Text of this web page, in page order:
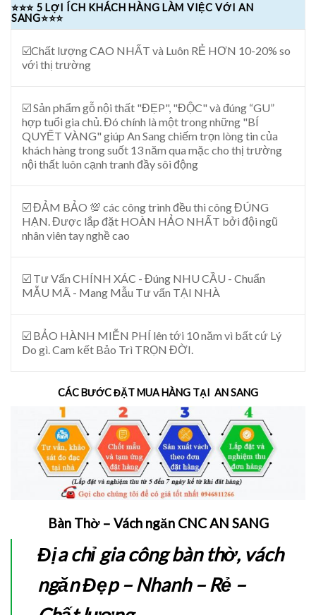
⭐⭐⭐ 5 LỢI ÍCH KHÁCH HÀNG LÀM VIỆC VỚI AN
SANG⭐⭐⭐
☑️Chất lượng CAO NHẤT và Luôn RẺ HƠN 10-20% so
với thị trường
☑️ Sản phẩm gỗ nội thất "ĐẸP", "ĐỘC" và đúng “GU”
hợp tuổi gia chủ. Đó chính là một trong những "BÍ
QUYẾT VÀNG" giúp An Sang chiếm trọn lòng tin của
khách hàng trong suốt 13 năm qua mặc cho thị trường
nội thất luôn cạnh tranh đầy sôi động
☑️ ĐẢM BẢO 💯 các công trình đều thi công ĐÚNG
HẠN. Được lắp đặt HOÀN HẢO NHẤT bởi đội ngũ
nhân viên tay nghề cao
☑️ Tư Vấn CHÍNH XÁC - Đúng NHU CẦU - Chuẩn
MẪU MÃ - Mang Mẫu Tư vấn TẠI NHÀ
☑️ BẢO HÀNH MIỄN PHÍ lên tới 10 năm vì bất cứ Lý
Do gì. Cam kết Bảo Trì TRỌN ĐỜI.
CÁC BƯỚC ĐẶT MUA HÀNG TẠI AN SANG
Bàn Thờ – Vách ngăn CNC AN SANG
Địa chỉ gia công bàn thờ, vách
ngăn Đẹp – Nhanh – Rẻ –